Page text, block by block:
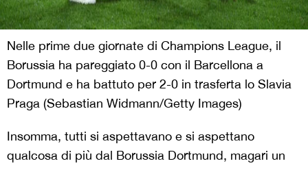
Nelle prime due giornate di Champions League, il
Borussia ha pareggiato 0-0 con il Barcellona a
Dortmund e ha battuto per 2-0 in trasferta lo Slavia
Praga (Sebastian Widmann/Getty Images)
Insomma, tutti si aspettavano e si aspettano
qualcosa di più dal Borussia Dortmund, magari un